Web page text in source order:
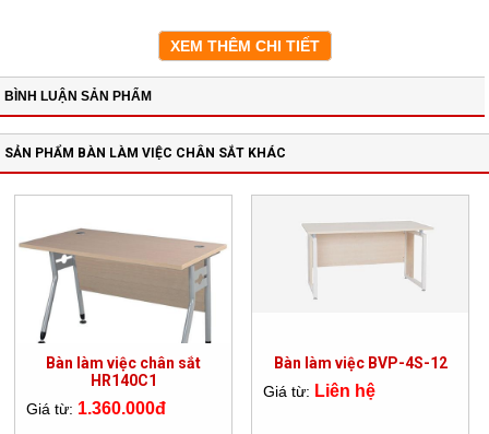
XEM THÊM CHI TIẾT
BÌNH LUẬN SẢN PHẨM
SẢN PHẨM BÀN LÀM VIỆC CHÂN SẮT KHÁC
Bàn làm việc chân sắt
HR140C1
Giá từ: 1.360.000đ
Bàn làm việc BVP-4S-12
Giá từ: Liên hệ